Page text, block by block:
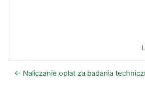
← Naliczanie opłat za badania